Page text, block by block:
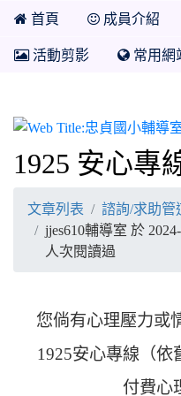
首頁 成員介紹
活動剪影 常用網
1925 安心專
文章列表
諮詢/求助管
jjes610輔導室 於
人次閱讀過
您倘有心理壓力或
1925安心專線（依
付費心